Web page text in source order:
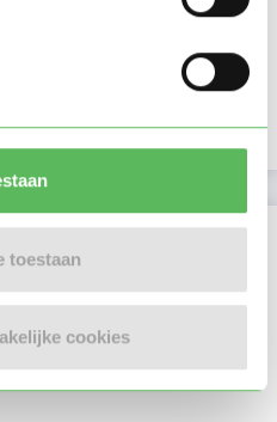
toestaan
cookies